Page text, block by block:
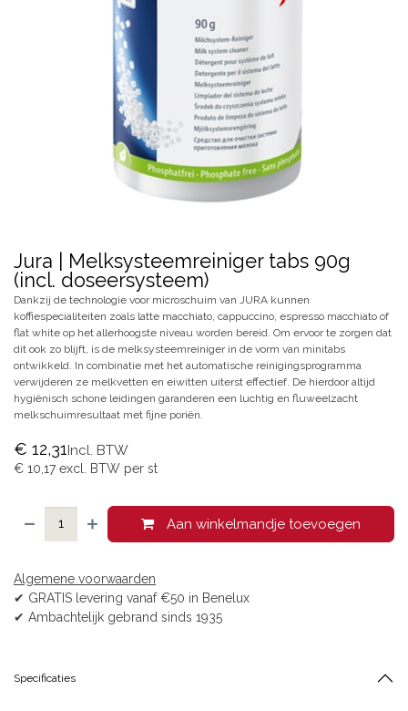
Jura | Melksysteemreiniger tabs 90g
(incl. doseersysteem)
Dankzij de technologie voor microschuim van JURA kunnen
koffiespecialiteiten zoals latte macchiato, cappuccino, espresso macchiato of
flat white op het allerhoogste niveau worden bereid. Om ervoor te zorgen dat
dit ook zo blijft, is de melksysteemreiniger in de vorm van minitabs
ontwikkeld. In combinatie met het automatische reinigingsprogramma
verwijderen ze melkvetten en eiwitten uiterst effectief. De hierdoor altijd
hygiënisch schone leidingen garanderen een luchtig en fluweelzacht
melkschuimresultaat met fijne poriën.
€ 12,31Incl. BTW
€ 10,17excl. BTW per st
Aan winkelmandje toevoegen
Algemene voorwaarden
✔ GRATIS levering vanaf €50 in Benelux
✔ Ambachtelijk gebrand sinds 1935
Specificaties